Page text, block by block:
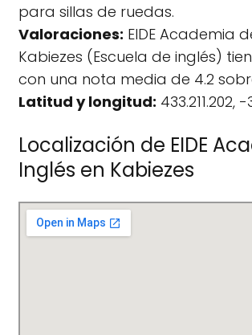
para sillas de ruedas.
Valoraciones: EIDE Academia
Kabiezes (Escuela de inglés)
con una nota media de 4.2
Latitud y longitud: 433.211.202,
Localización de EIDE
Inglés en Kabiezes